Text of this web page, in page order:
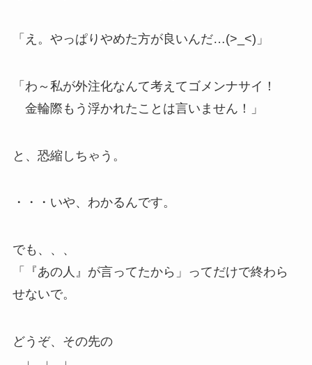
「え。やっぱりやめた方が良いんだ…(>_<)」
「わ～私が外注化なんて考えてゴメンナサイ！
金輪際もう浮かれたことは言いません！」
と、恐縮しちゃう。
・・・いや、わかるんです。
でも、、、
「『あの人』が言ってたから」ってだけで終わら
せないで。
どうぞ、その先の